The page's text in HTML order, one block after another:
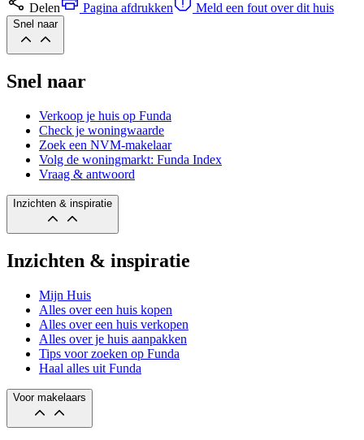
Delen Pagina afdrukken Meld een fout over dit huis
Snel naar
Snel naar
Verkoop je huis op Funda
Check je woningwaarde
Zoek een NVM-makelaar
Volg de woningmarkt: Funda Index
Vraag & antwoord
Inzichten & inspiratie
Inzichten & inspiratie
Mijn Huis
Alles over een huis kopen
Alles over een huis verkopen
Alles over je huis aanpakken
Tips voor zoeken op Funda
Haal alles uit Funda
Voor makelaars